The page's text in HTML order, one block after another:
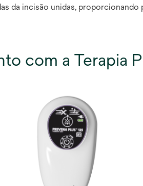
da incisão unidas,
com a Terapia